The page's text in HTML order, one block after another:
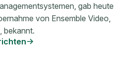
gab heute
von Ensemble Video,
bekannt.